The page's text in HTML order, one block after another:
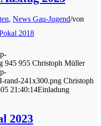
2018
, News Gau-Jugend/von
945 955 Christoph Müller
rand-241x300.png Christoph
21:40:14Einladung
2023